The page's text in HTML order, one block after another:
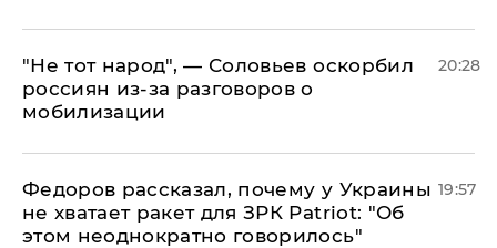
​"Не тот народ", — Соловьев оскорбил
россиян из-за разговоров о
мобилизации
20:28
Федоров рассказал, почему у Украины
не хватает ракет для ЗРК Patriot: "Об
этом неоднократно говорилось"
19:57